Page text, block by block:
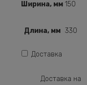
Ширина, мм 150
Длина, мм 330
Доставка
Доставка на